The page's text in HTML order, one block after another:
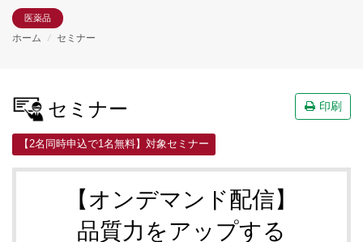
医薬品
ホーム / セミナー
セミナー 印刷
【2名同時申込で1名無料】対象セミナー
【オンデマンド配信】
品質力をアップする